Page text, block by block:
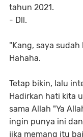
tahun 2021.
- Dll.
"Kang, saya
Hahaha.
Tetap bikin, lalu
Hadirkan hati kita
sama Allah "Ya
ingin punya ini
jika memang itu